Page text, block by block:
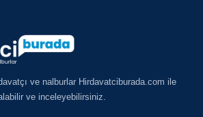
ve nalburlar Hirdavatciburada.com ile
ve inceleyebilirsiniz.